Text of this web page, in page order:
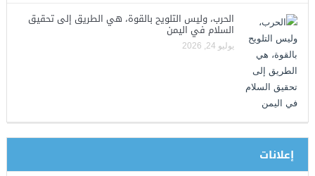
الحرب، وليس التلويح بالقوة، هي الطريق إلى تحقيق
السلام في اليمن
يوليو 24, 2026
إعلانات